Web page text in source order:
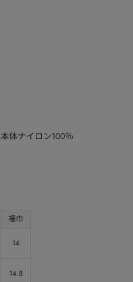
体ナイロン100％
裾巾
14
14.8